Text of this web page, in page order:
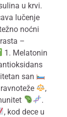
u krvi.
lučenje
noćni
–
1. Melatonin
san
,
.
, kod dece u